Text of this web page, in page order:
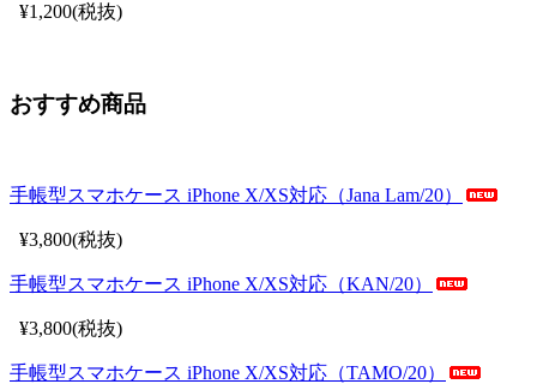
¥1,200(税抜)
おすすめ商品
手帳型スマホケース iPhone X/XS対応（Jana Lam/20）
¥3,800(税抜)
手帳型スマホケース iPhone X/XS対応（KAN/20）
¥3,800(税抜)
手帳型スマホケース iPhone X/XS対応（TAMO/20）